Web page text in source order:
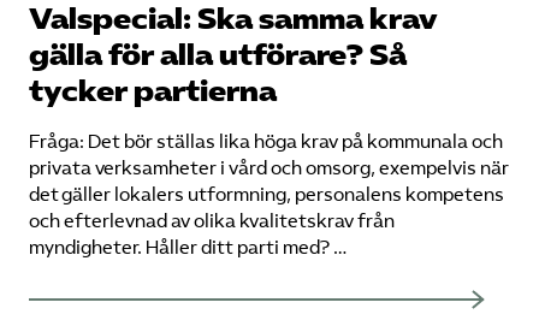
Valspecial: Ska samma krav
gälla för alla utförare? Så
tycker partierna
Fråga: Det bör ställas lika höga krav på kommunala och
privata verksamheter i vård och omsorg, exempelvis när
det gäller lokalers utformning, personalens kompetens
och efterlevnad av olika kvalitetskrav från
myndigheter. Håller ditt parti med? …